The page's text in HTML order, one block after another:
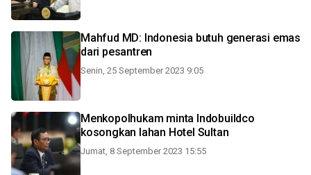
Mahfud MD: Indonesia butuh generasi emas
dari pesantren
Senin, 25 September 2023 9:05
Menkopolhukam minta Indobuildco
kosongkan lahan Hotel Sultan
Jumat, 8 September 2023 15:55